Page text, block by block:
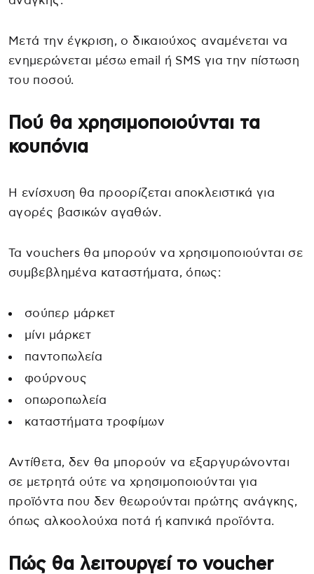
Μετά την έγκριση, ο δικαιούχος αναμένεται να
ενημερώνεται μέσω email ή SMS για την πίστωση
του ποσού.
Πού θα χρησιμοποιούνται τα
κουπόνια
Η ενίσχυση θα προορίζεται αποκλειστικά για
αγορές βασικών αγαθών.
Τα vouchers θα μπορούν να χρησιμοποιούνται σε
συμβεβλημένα καταστήματα, όπως:
σούπερ μάρκετ
μίνι μάρκετ
παντοπωλεία
φούρνους
οπωροπωλεία
καταστήματα τροφίμων
Αντίθετα, δεν θα μπορούν να εξαργυρώνονται
σε μετρητά ούτε να χρησιμοποιούνται για
προϊόντα που δεν θεωρούνται πρώτης ανάγκης,
όπως αλκοολούχα ποτά ή καπνικά προϊόντα.
Πώς θα λειτουργεί το voucher